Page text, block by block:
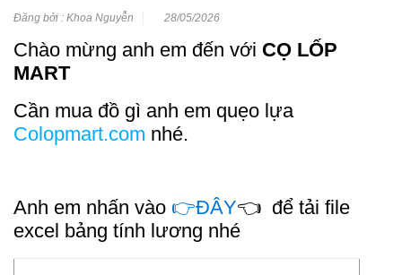
Đăng bởi : Khoa Nguyễn 28/05/2026
Chào mừng anh em đến với CỌ LỐP
MART
Cần mua đồ gì anh em quẹo lựa
Colopmart.com nhé.
Anh em nhấn vào 👉ĐÂY👈 để tải file
excel bảng tính lương nhé